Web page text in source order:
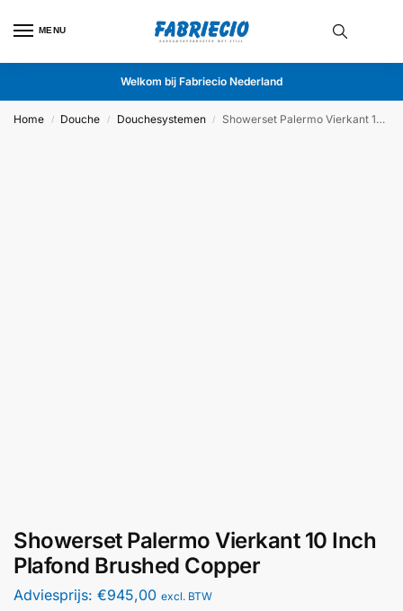
MENU
Welkom bij Fabriecio Nederland
Home / Douche / Douchesystemen / Showerset Palermo Vierkant 10 Inch Plafond Brushed Copper
Showerset Palermo Vierkant 10 Inch
Plafond Brushed Copper
Adviesprijs: €945,00 excl. BTW